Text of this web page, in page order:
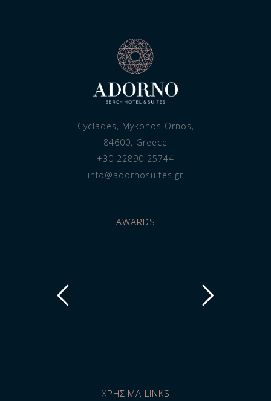
Cyclades, Mykonos Ornos,
84600, Greece
+30 22890 25744
info@adornosuites.gr
AWARDS
ΧΡΗΣΙΜΑ LINKS